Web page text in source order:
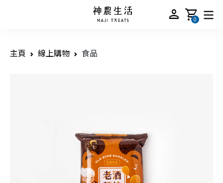
person shopping_cart
0
主頁 線上購物 食品